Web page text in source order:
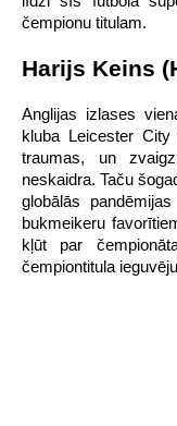
čempionu titulam.
Harijs Keins
Anglijas izlases
kluba Leicester
traumas, un
neskaidra. Taču
globālās
bukmeikeru
kļūt par
čempiontitula